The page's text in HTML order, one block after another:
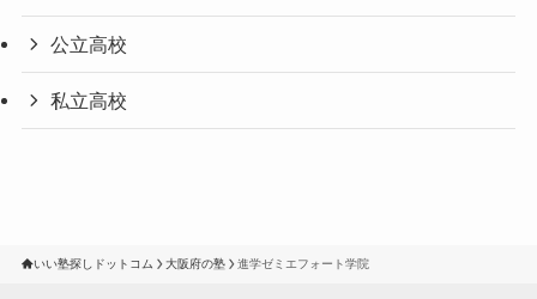
公立高校
私立高校
いい塾探しドットコム 大阪府の塾 進学ゼミエフォート学院